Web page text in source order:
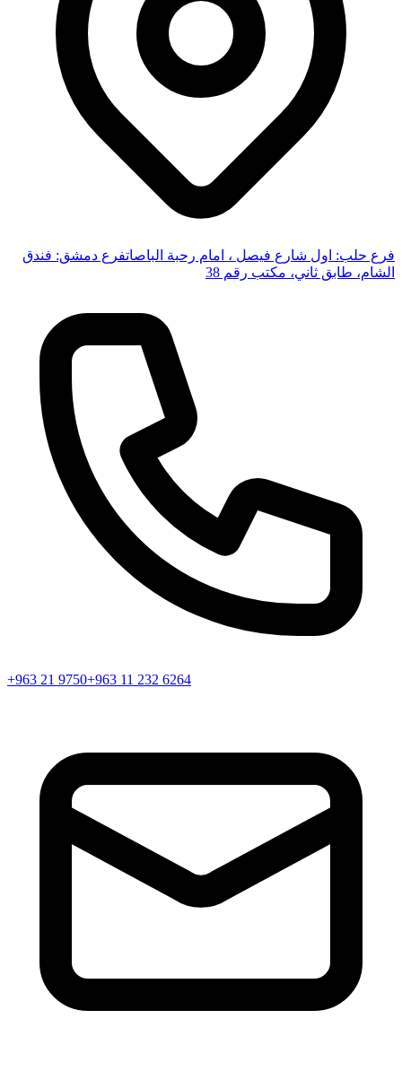
فرع حلب: اول شارع فيصل ، امام رحبة الباصاتفرع دمشق: فندق
الشام، طابق ثاني، مكتب رقم 38
+963 21 9750+963 11 232 6264